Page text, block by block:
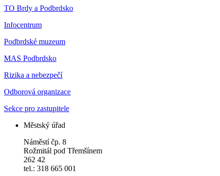
TO Brdy a Podbrdsko
Infocentrum
Podbrdské muzeum
MAS Podbrdsko
Rizika a nebezpečí
Odborová organizace
Sekce pro zastupitele
Městský úřad
Náměstí čp. 8
Rožmitál pod Třemšínem
262 42
tel.: 318 665 001